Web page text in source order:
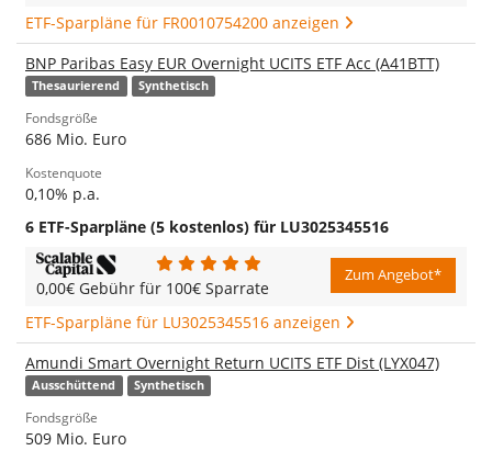
ETF-Sparpläne für FR0010754200 anzeigen
BNP Paribas Easy EUR Overnight UCITS ETF Acc (A41BTT)
Thesaurierend Synthetisch
Fondsgröße
686 Mio. Euro
Kostenquote
0,10% p.a.
6 ETF-Sparpläne (5 kostenlos) für LU3025345516
0,00€ Gebühr für 100€ Sparrate
Zum Angebot*
ETF-Sparpläne für LU3025345516 anzeigen
Amundi Smart Overnight Return UCITS ETF Dist (LYX047)
Ausschüttend Synthetisch
Fondsgröße
509 Mio. Euro